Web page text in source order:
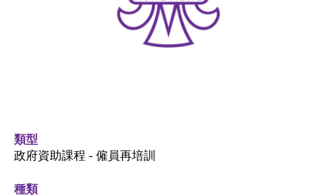
類型
政府資助課程 - 僱員再培訓
種類